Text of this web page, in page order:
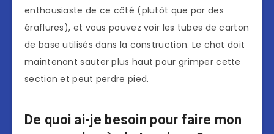
enthousiaste de ce côté (plutôt que par des
éraflures), et vous pouvez voir les tubes de carton
de base utilisés dans la construction. Le chat doit
maintenant sauter plus haut pour grimper cette
section et peut perdre pied.
De quoi ai-je besoin pour faire mon